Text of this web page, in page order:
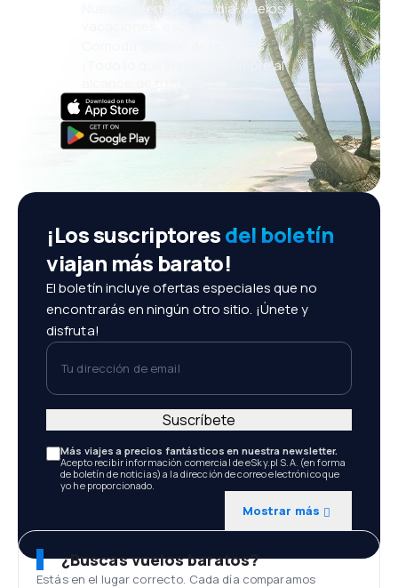
Nuevas ofertas cada día: vuelos,
vacaciones, escapadas
Cómoda gestión de reservas
¡Todo lo que importa, siempre al
¡Los suscriptoresdel boletín
viajan más barato!
El boletín incluye ofertas especiales que no
encontrarás en ningún otro sitio. ¡Únete y
disfruta!
Tu dirección de email
Más viajes a precios fantásticos en nuestra newsletter.
Acepto recibir información comercial de eSky.pl S.A. (en forma
de boletín de noticias) a la dirección de correo electrónico que
yo he proporcionado.
Mostrar más
Suscríbete
¿Buscas vuelos baratos?
Estás en el lugar correcto. Cada día comparamos